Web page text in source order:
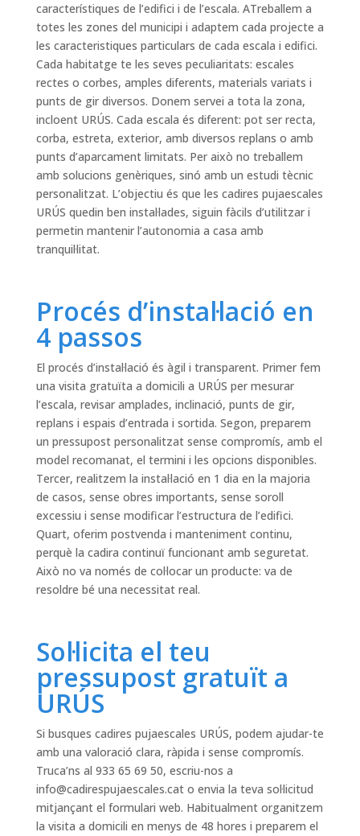
característiques de l’edifici i de l’escala. ATreballem a
totes les zones del municipi i adaptem cada projecte a
les caracteristiques particulars de cada escala i edifici.
Cada habitatge te les seves peculiaritats: escales
rectes o corbes, amples diferents, materials variats i
punts de gir diversos. Donem servei a tota la zona,
incloent URÚS. Cada escala és diferent: pot ser recta,
corba, estreta, exterior, amb diversos replans o amb
punts d’aparcament limitats. Per això no treballem
amb solucions genèriques, sinó amb un estudi tècnic
personalitzat. L’objectiu és que les cadires pujaescales
URÚS quedin ben instal·lades, siguin fàcils d’utilitzar i
permetin mantenir l’autonomia a casa amb
tranquil·litat.
Procés d’instal·lació en
4 passos
El procés d’instal·lació és àgil i transparent. Primer fem
una visita gratuïta a domicili a URÚS per mesurar
l’escala, revisar amplades, inclinació, punts de gir,
replans i espais d’entrada i sortida. Segon, preparem
un pressupost personalitzat sense compromís, amb el
model recomanat, el termini i les opcions disponibles.
Tercer, realitzem la instal·lació en 1 dia en la majoria
de casos, sense obres importants, sense soroll
excessiu i sense modificar l’estructura de l’edifici.
Quart, oferim postvenda i manteniment continu,
perquè la cadira continuï funcionant amb seguretat.
Això no va només de col·locar un producte: va de
resoldre bé una necessitat real.
Sol·licita el teu
pressupost gratuït a
URÚS
Si busques cadires pujaescales URÚS, podem ajudar-te
amb una valoració clara, ràpida i sense compromís.
Truca’ns al 933 65 69 50, escriu-nos a
info@cadirespujaescales.cato envia la teva sol·licitud
mitjançant el formulari web. Habitualment organitzem
la visita a domicili en menys de 48 hores i preparem el